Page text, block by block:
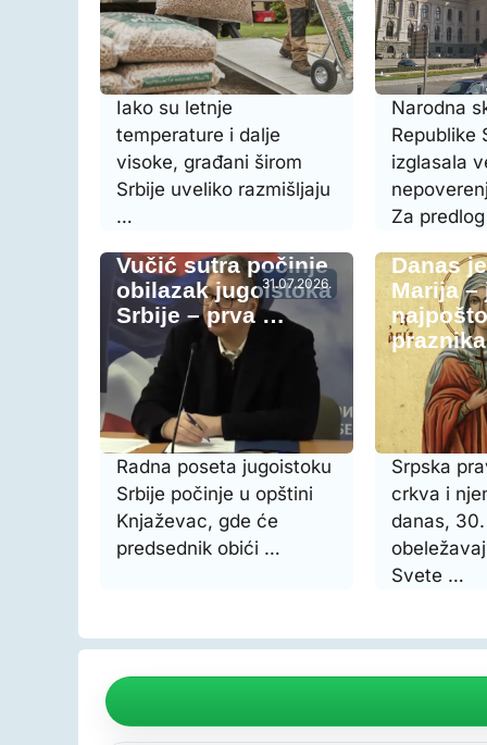
Iako su letnje
temperature i dalje
visoke, građani širom
Srbije uveliko razmišljaju
…
Narodna
Republike
izglasala
Za
31.07.2026.
Vučić sutra počinje
obilazak jugoistoka
Srbije – prva …
Radna poseta jugoistoku
Srbije počinje u opštini
Knjaževac, gde će
predsednik obići …
Danas
Marija –
Srpska
crkva i
danas,
Svete …